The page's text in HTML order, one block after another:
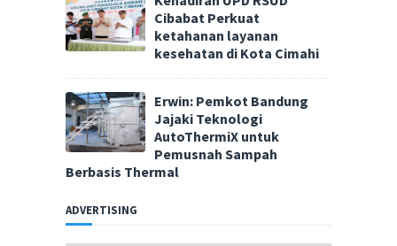
Cibabat Perkuat
ketahanan layanan
kesehatan di Kota Cimahi
Erwin: Pemkot Bandung
Jajaki Teknologi
AutoThermiX untuk
Pemusnah Sampah
Berbasis Thermal
ADVERTISING